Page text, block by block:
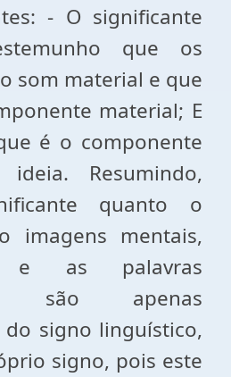
- O significante
que os
som material e que
material; E
é o componente
Resumindo,
quanto o
imagens mentais,
e as palavras
são apenas
do signo linguístico,
signo, pois este